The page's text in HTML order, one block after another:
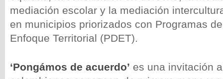
mediación escolar y la mediación
en municipios priorizados con Programas
Enfoque Territorial (PDET).
‘Pongámos de acuerdo’ es una invitación